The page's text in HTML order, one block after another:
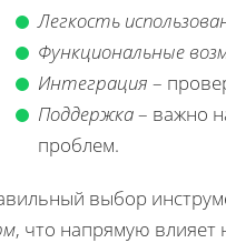
Легкость
Функциональные
Интеграция –
Поддержка– важно
проблем.
выбор
, что напрямую влияет